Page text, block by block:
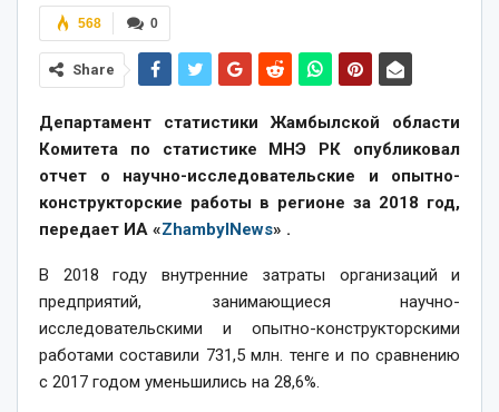
0
568
Share
Департамент статистики Жамбылской области
Комитета по статистике МНЭ РК опубликовал
отчет о научно-исследовательские и опытно-
конструкторские работы в регионе за 2018 год,
передает ИА «ZhambylNews» .
В 2018 году внутренние затраты организаций и
предприятий, занимающиеся научно-
исследовательскими и опытно-конструкторскими
работами составили 731,5 млн. тенге и по сравнению
с 2017 годом уменьшились на 28,6%.